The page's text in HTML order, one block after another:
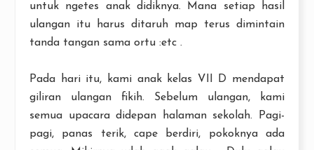
untuk ngetes anak didiknya. Mana setiap hasil
ulangan itu harus ditaruh map terus dimintain
tanda tangan sama ortu :etc .
Pada hari itu, kami anak kelas VII D mendapat
giliran ulangan fikih. Sebelum ulangan, kami
semua upacara didepan halaman sekolah. Pagi-
pagi, panas terik, cape berdiri, pokoknya ada